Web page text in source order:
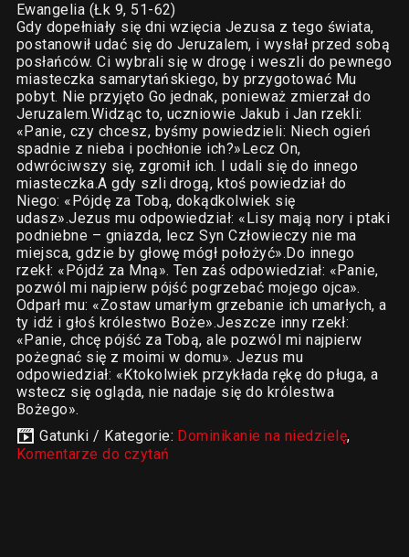
Ewangelia (Łk 9, 51-62)
Gdy dopełniały się dni wzięcia Jezusa z tego świata,
postanowił udać się do Jeruzalem, i wysłał przed sobą
posłańców. Ci wybrali się w drogę i weszli do pewnego
miasteczka samarytańskiego, by przygotować Mu
pobyt. Nie przyjęto Go jednak, ponieważ zmierzał do
Jeruzalem.Widząc to, uczniowie Jakub i Jan rzekli:
«Panie, czy chcesz, byśmy powiedzieli: Niech ogień
spadnie z nieba i pochłonie ich?»Lecz On,
odwróciwszy się, zgromił ich. I udali się do innego
miasteczka.A gdy szli drogą, ktoś powiedział do
Niego: «Pójdę za Tobą, dokądkolwiek się
udasz».Jezus mu odpowiedział: «Lisy mają nory i ptaki
podniebne – gniazda, lecz Syn Człowieczy nie ma
miejsca, gdzie by głowę mógł położyć».Do innego
rzekł: «Pójdź za Mną». Ten zaś odpowiedział: «Panie,
pozwól mi najpierw pójść pogrzebać mojego ojca».
Odparł mu: «Zostaw umarłym grzebanie ich umarłych, a
ty idź i głoś królestwo Boże».Jeszcze inny rzekł:
«Panie, chcę pójść za Tobą, ale pozwól mi najpierw
pożegnać się z moimi w domu». Jezus mu
odpowiedział: «Ktokolwiek przykłada rękę do pługa, a
wstecz się ogląda, nie nadaje się do królestwa
Bożego».
Gatunki / Kategorie: Dominikanie na niedzielę,
Komentarze do czytań